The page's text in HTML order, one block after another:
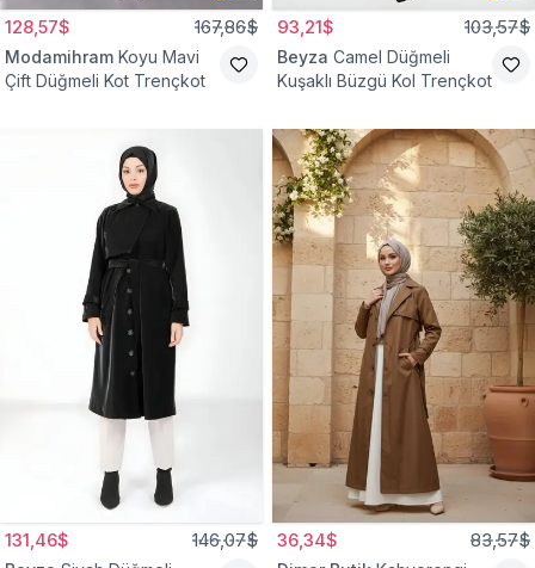
128,57$ 167,86$
Modamihram Koyu Mavi
Çift Düğmeli Kot Trençkot
93,21$ 103,57$
Beyza Camel Düğmeli
Kuşaklı Büzgü Kol Trençkot
131,46$ 146,07$ 36,34$ 83,57$